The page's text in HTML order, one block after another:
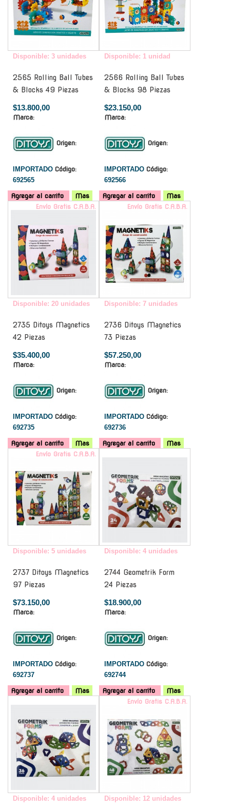
Disponible: 3 unidades
2565 Rolling Ball Tubes
& Blocks 49 Piezas
$13.800,00
Marca:
Origen:
IMPORTADO Código:
692565
Agregar al carrito Mas
Disponible: 1 unidad
2566 Rolling Ball Tubes
& Blocks 98 Piezas
$23.150,00
Marca:
Origen:
IMPORTADO Código:
692566
Agregar al carrito
Mas
Envío Gratis C.A.B.A.
Disponible: 20 unidades
2735 Ditoys Magnetics
42 Piezas
$35.400,00
Marca:
Origen:
IMPORTADO Código:
692735
Agregar al carrito Mas
Envío Gratis C.A.B.A.
Disponible: 7 unidades
2736 Ditoys Magnetics
73 Piezas
$57.250,00
Marca:
Origen:
IMPORTADO Código:
692736
Agregar al carrito
Mas
Envío Gratis C.A.B.A.
Disponible: 5 unidades
2737 Ditoys Magnetics
97 Piezas
$73.150,00
Marca:
Origen:
IMPORTADO Código:
692737
Agregar al carrito Mas
Disponible: 4 unidades
2744 Geometrik Form
24 Piezas
$18.900,00
Marca:
Origen:
IMPORTADO Código:
692744
Agregar al carrito
Mas
Disponible: 4 unidades
Envío Gratis C.A.B.A.
Disponible: 12 unidades